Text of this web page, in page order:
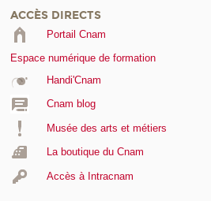
ACCÈS DIRECTS
Portail Cnam
Espace numérique de formation
Handi'Cnam
Cnam blog
Musée des arts et métiers
La boutique du Cnam
Accès à Intracnam